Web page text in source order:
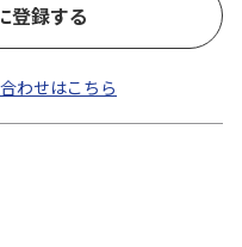
登録する
わせはこちら